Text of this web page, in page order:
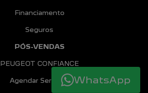
Financiamento
Seguros
PÓS-VENDAS
PEUGEOT CONFIANCE
Agendar Serviços WhatsApp